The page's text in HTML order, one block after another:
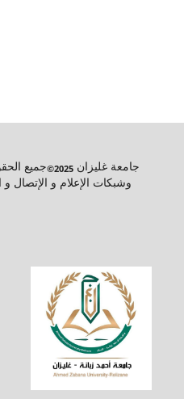
جامعة غليزان2025©
جميع
وشبكات الإعلام و الإتصال و